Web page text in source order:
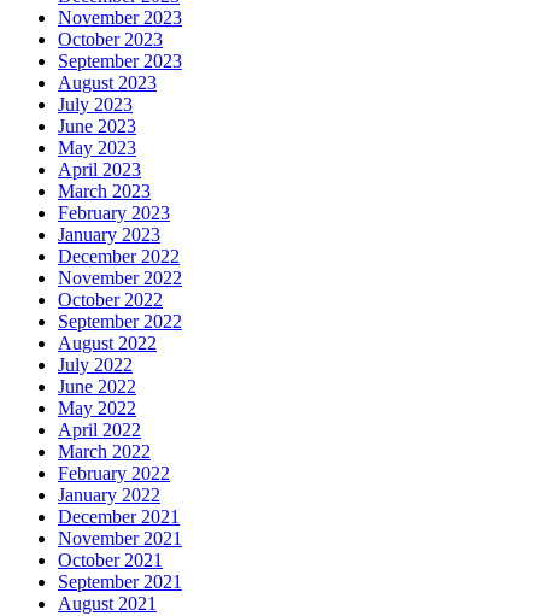
November 2023
October 2023
September 2023
August 2023
July 2023
June 2023
May 2023
April 2023
March 2023
February 2023
January 2023
December 2022
November 2022
October 2022
September 2022
August 2022
July 2022
June 2022
May 2022
April 2022
March 2022
February 2022
January 2022
December 2021
November 2021
October 2021
September 2021
August 2021